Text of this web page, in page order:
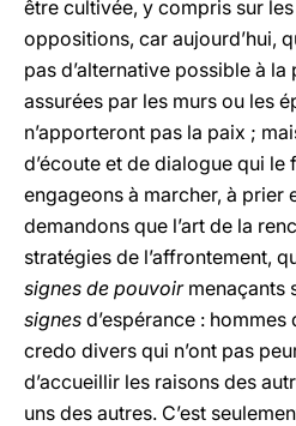
être cultivée, y compris sur
oppositions, car aujourd’hui,
pas d’alternative possible à la
assurées par les murs ou les
n’apporteront pas la paix ;
d’écoute et de dialogue qui le
engageons à marcher, à prier
demandons que l’art de la
stratégies de l’affrontement,
signes de pouvoirmenaçants
signes d’espérance :
credo divers qui n’ont pas
d’accueillir les raisons des
uns des autres. C’est